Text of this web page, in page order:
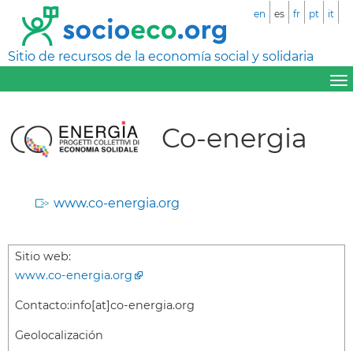
Sitio de recursos de la economía social y solidaria
en es fr pt it
Co-energia
www.co-energia.org
Sitio web:
www.co-energia.org
Contacto:info[at]co-energia.org
Geolocalización